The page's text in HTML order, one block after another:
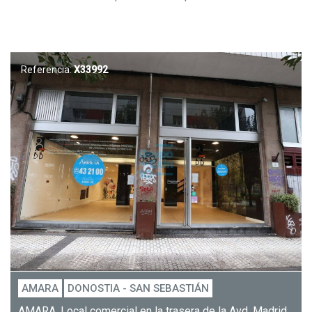
Referencia:X33992
AMARA DONOSTIA - SAN SEBASTIÁN